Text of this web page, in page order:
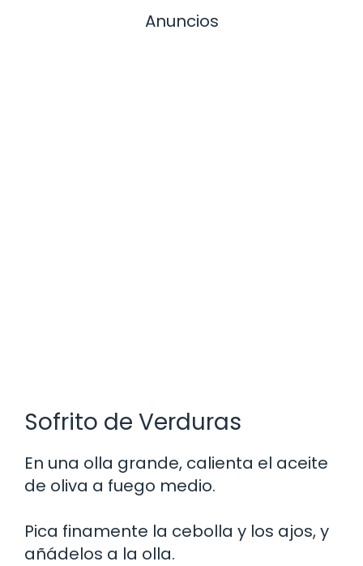
Anuncios
Sofrito de Verduras
En una olla grande, calienta el aceite
de oliva a fuego medio.
Pica finamente la cebolla y los ajos, y
añádelos a la olla.